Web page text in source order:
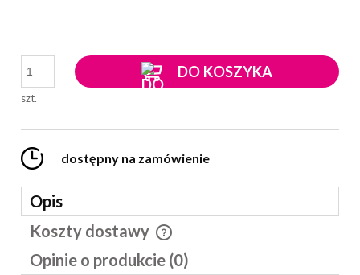
szt.
DO KOSZYKA
dostępny na zamówienie
Opis
Koszty dostawy
Cena nie zawiera ewentualnych kosztów płatności
Opinie o produkcie (0)